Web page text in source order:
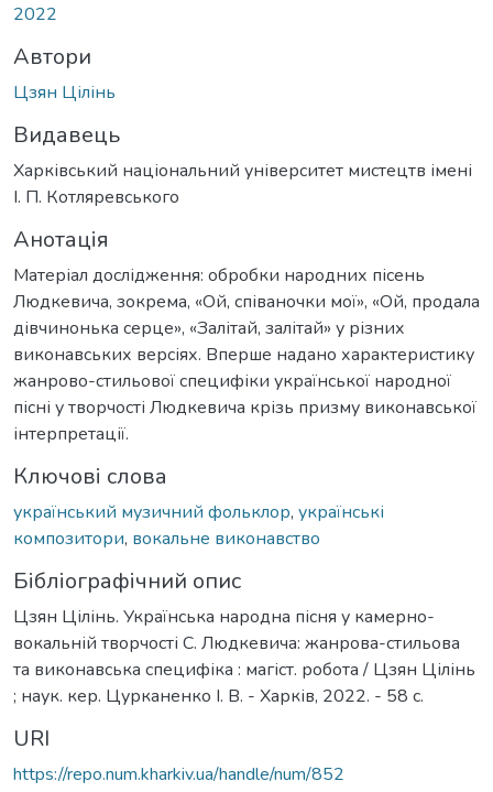
2022
Автори
Цзян Цілінь
Видавець
Харківський національний університет мистецтв імені
І. П. Котляревського
Анотація
Матеріал дослідження: обробки народних пісень
Людкевича, зокрема, «Ой, співаночки мої», «Ой, продала
дівчинонька серце», «Залітай, залітай» у різних
виконавських версіях. Вперше надано характеристику
жанрово-стильової специфіки української народної
пісні у творчості Людкевича крізь призму виконавської
інтерпретації.
Ключові слова
український музичний фольклор, українські
композитори, вокальне виконавство
Бібліографічний опис
Цзян Цілінь. Українська народна пісня у камерно-
вокальній творчості С. Людкевича: жанрова-стильова
та виконавська специфіка : магіст. робота / Цзян Цілінь
; наук. кер. Цурканенко І. В. - Харків, 2022. - 58 с.
URI
https://repo.num.kharkiv.ua/handle/num/852